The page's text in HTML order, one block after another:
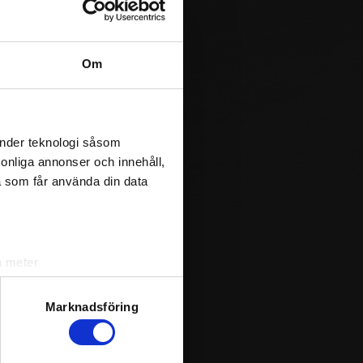
Om
teknologi såsom
annonser och innehåll,
får använda din data
meter
. Du kan ändra
Marknadsföring
1
1
1